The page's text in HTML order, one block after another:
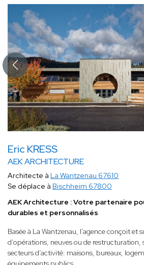
Eric KRESS
AEK ARCHITECTURE
Architecte à La Wantzenau 67610
Se déplace à Bischheim 67800
AEK Architecture : Votre partenaire
durables et personnalisés
Basée à La Wantzenau, l’agence conçoit et
d’opérations, neuves ou de restructuration,
secteurs d’activité: maisons, bureaux,